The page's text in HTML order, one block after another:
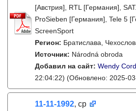
[Австрия], RTL [Германия],
ProSieben [Германия], Tele 5
ScreenSport
Регион: Братислава,
Источник: Národná obroda
Добавил на сайт: Wendy
22:04:22) (Обновлено: 2025-
11-11-1992, ср